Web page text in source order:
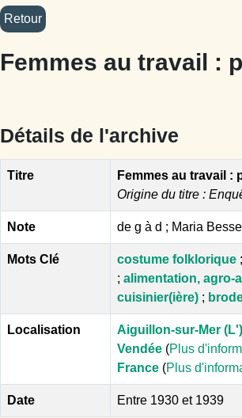
Femmes au travail :
Détails de l'archive
Titre
Femmes au travail :
Origine du titre :
Note de g à d ; Maria
Mots Clé costume folklorique
; alimentation, agro-
cuisinier(ière) ;
Localisation
Aiguillon-sur-Mer (L')
Vendée (Plus
France (Plus
Date Entre 1930 et 1939